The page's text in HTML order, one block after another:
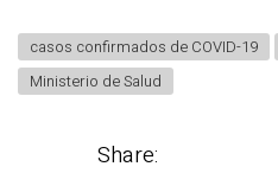
casos confirmados de COVID-19
Ministerio de Salud
Share: